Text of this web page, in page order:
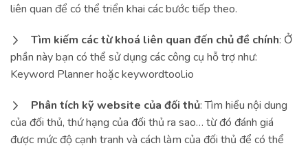
liên quan để có thể triển khai các bước tiếp theo.
Tìm kiếm các từ khoá liên quan đến chủ đề chính: Ở
phần này bạn có thể sử dụng các công cụ hỗ trợ như:
Keyword Planner hoặc keywordtool.io
Phân tích kỹ website của đối thủ: Tìm hiểu nội dung
của đối thủ, thứ hạng của đối thủ ra sao… từ đó đánh giá
được mức độ cạnh tranh và cách làm của đối thủ để có thể